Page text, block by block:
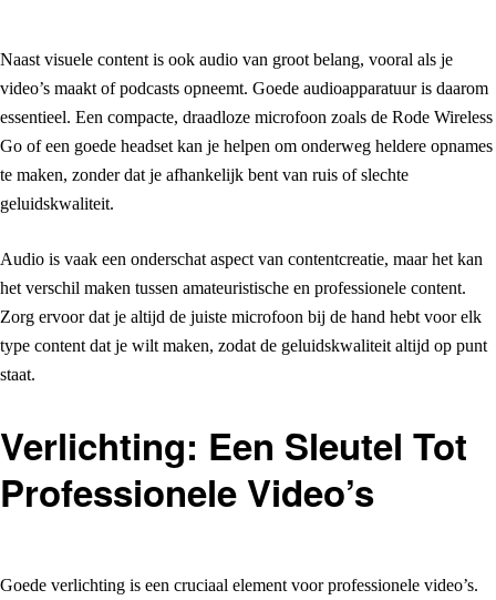
Naast visuele content is ook audio van groot belang, vooral als je
video’s maakt of podcasts opneemt. Goede audioapparatuur is daarom
essentieel. Een compacte, draadloze microfoon zoals de Rode Wireless
Go of een goede headset kan je helpen om onderweg heldere opnames
te maken, zonder dat je afhankelijk bent van ruis of slechte
geluidskwaliteit.
Audio is vaak een onderschat aspect van contentcreatie, maar het kan
het verschil maken tussen amateuristische en professionele content.
Zorg ervoor dat je altijd de juiste microfoon bij de hand hebt voor elk
type content dat je wilt maken, zodat de geluidskwaliteit altijd op punt
staat.
Verlichting: Een Sleutel Tot
Professionele Video’s
Goede verlichting is een cruciaal element voor professionele video’s.